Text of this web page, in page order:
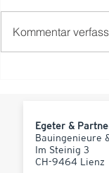
Kommentar
Egeter &
Bauingenieure
Im Steinig 3
CH-9464 Lienz